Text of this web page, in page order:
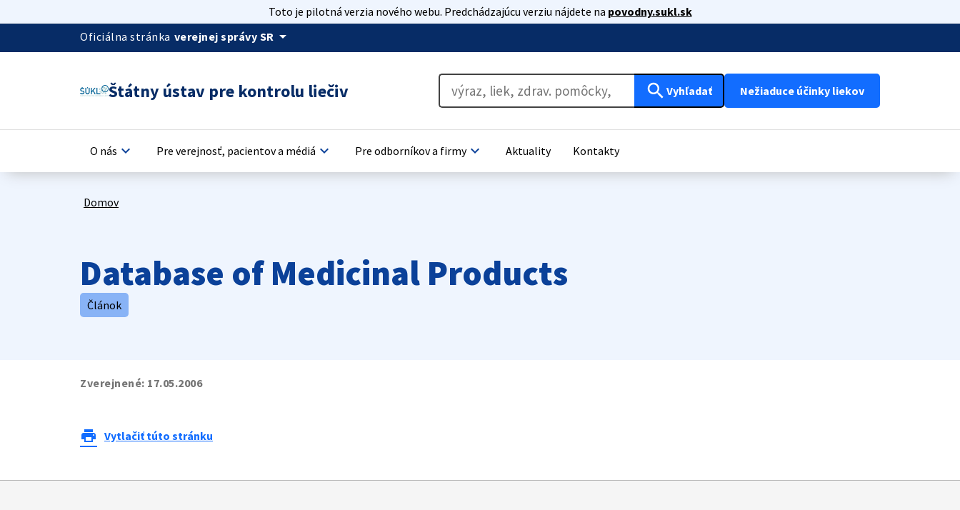
Toto je pilotná verzia nového webu. Predchádzajúcu verziu nájdete na povodny.sukl.sk
Oficiálna stránka verejnej správy SR arrow_drop_down
Štátny ústav pre kontrolu liečiv search Vyhľadať Nežiaduce účinky liekov
O nás keyboard_arrow_down Pre verejnosť, pacientov a médiá keyboard_arrow_down Pre odborníkov a firmykeyboard_arrow_down Aktuality Kontakty
Domov
Database of Medicinal Products
Článok
Zverejnené: 17.05.2006
print Vytlačiť túto stránku